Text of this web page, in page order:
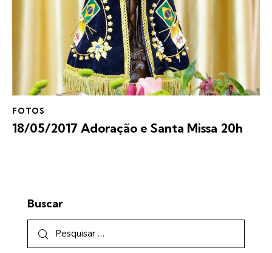
FOTOS
18/05/2017 Adoração e Santa Missa 20h
Buscar